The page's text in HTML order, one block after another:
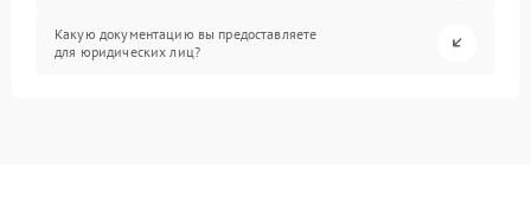
Какую документацию вы предоставляете
для юридических лиц?